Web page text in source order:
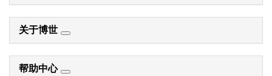
关于博世
帮助中心